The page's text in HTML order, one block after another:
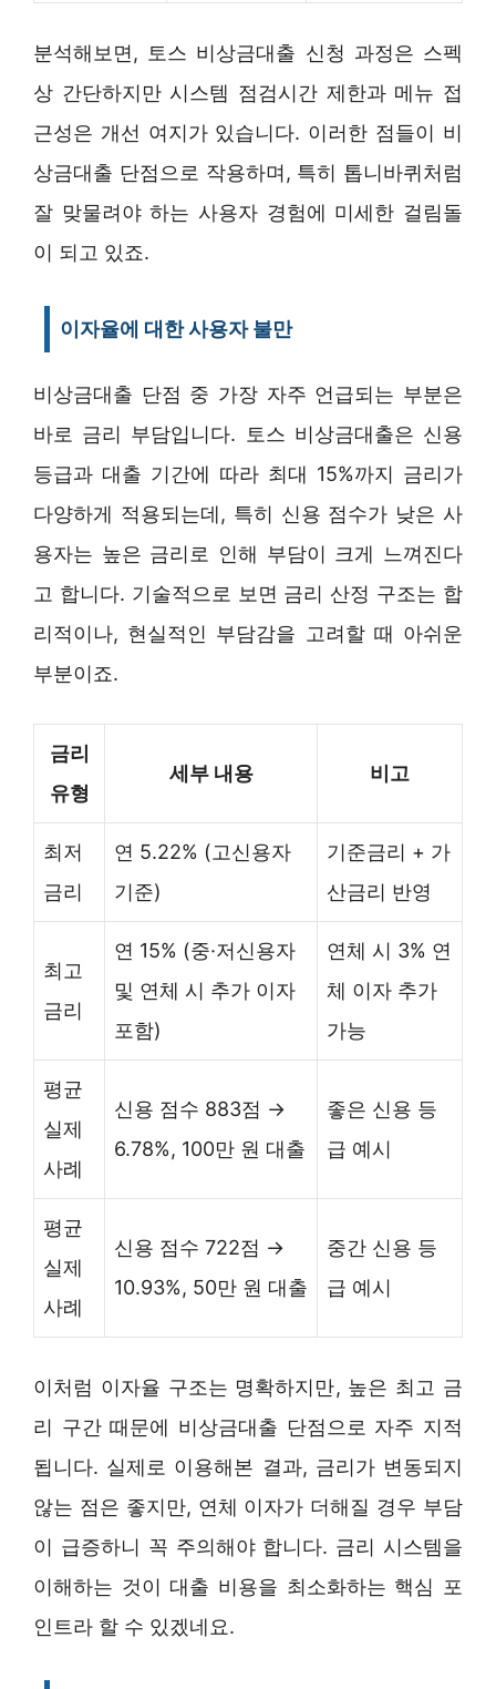
분석해보면, 토스 비상금대출 신청 과정은 스펙
상 간단하지만 시스템 점검시간 제한과 메뉴 접
근성은 개선 여지가 있습니다. 이러한 점들이 비
상금대출 단점으로 작용하며, 특히 톱니바퀴처럼
잘 맞물려야 하는 사용자 경험에 미세한 걸림돌
이 되고 있죠.
이자율에 대한 사용자 불만
비상금대출 단점 중 가장 자주 언급되는 부분은
바로 금리 부담입니다. 토스 비상금대출은 신용
등급과 대출 기간에 따라 최대 15%까지 금리가
다양하게 적용되는데, 특히 신용 점수가 낮은 사
용자는 높은 금리로 인해 부담이 크게 느껴진다
고 합니다. 기술적으로 보면 금리 산정 구조는 합
리적이나, 현실적인 부담감을 고려할 때 아쉬운
부분이죠.
금리
유형
세부 내용 비고
최저
금리
연 5.22% (고신용자
기준)
기준금리 + 가
산금리 반영
최고
금리
연 15% (중·저신용자
및 연체 시 추가 이자
포함)
연체 시 3% 연
체 이자 추가
가능
평균
실제
사례
신용 점수 883점 →
6.78%, 100만 원 대출
좋은 신용 등
급 예시
평균
실제
사례
신용 점수 722점 →
10.93%, 50만 원 대출
중간 신용 등
급 예시
이처럼 이자율 구조는 명확하지만, 높은 최고 금
리 구간 때문에 비상금대출 단점으로 자주 지적
됩니다. 실제로 이용해본 결과, 금리가 변동되지
않는 점은 좋지만, 연체 이자가 더해질 경우 부담
이 급증하니 꼭 주의해야 합니다. 금리 시스템을
이해하는 것이 대출 비용을 최소화하는 핵심 포
인트라 할 수 있겠네요.